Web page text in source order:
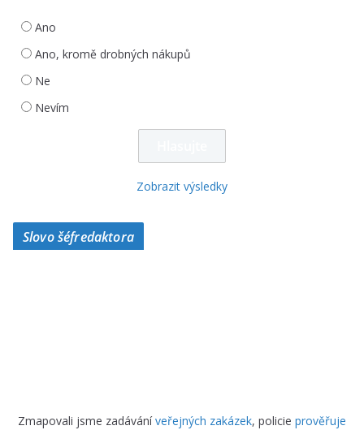
Ano
Ano, kromě drobných nákupů
Ne
Nevím
Zobrazit výsledky
Slovo šéfredaktora
Zmapovali jsme zadáváníveřejných zakázek, policie prověřuje